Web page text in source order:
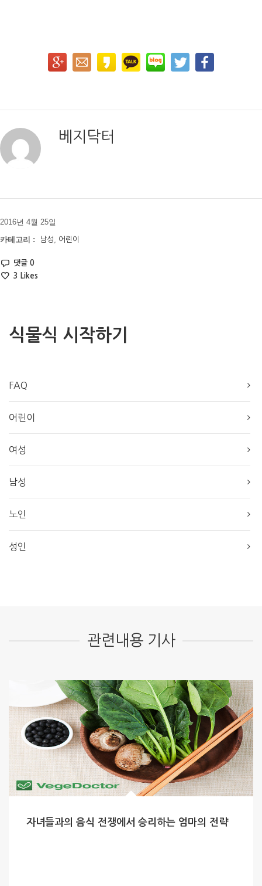
베지닥터
2016년 4월 25일
카테고리 :
남성 어린이
댓글 0
3
Likes
식물식 시작하기
FAQ
어린이
여성
남성
노인
성인
관련내용 기사
자녀들과의 음식 전쟁에서 승리하는 엄마의 전략